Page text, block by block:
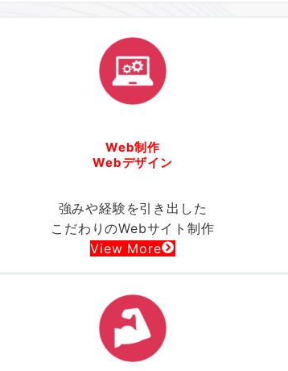
Web制作
Webデザイン
強みや経験を引き出した
こだわりのWebサイト制作
View More